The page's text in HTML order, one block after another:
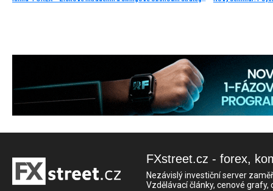
FXstreet.cz - forex,
Nezávislý investiční server
Vzdělávací články, cenové